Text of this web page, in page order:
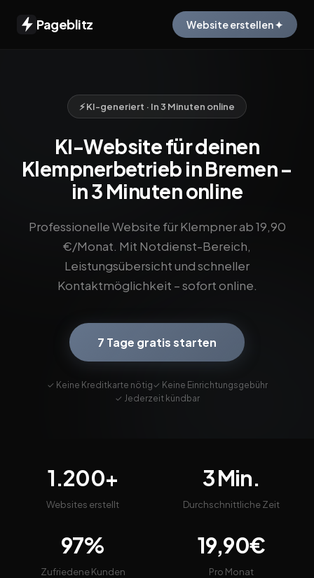
Pageblitz Website erstellen ✦
⚡ KI-generiert · In 3 Minuten online
KI-Website für deinen
Klempnerbetrieb in Bremen –
in 3 Minuten online
Professionelle Website für Klempner ab 19,90
€/Monat. Mit Notdienst-Bereich,
Leistungsübersicht und schneller
Kontaktmöglichkeit – sofort online.
7 Tage gratis starten
✓ Keine Kreditkarte nötig✓ Keine Einrichtungsgebühr
✓ Jederzeit kündbar
1.200+
Websites erstellt
3 Min.
Durchschnittliche Zeit
97%
Zufriedene Kunden
19,90€
Pro Monat